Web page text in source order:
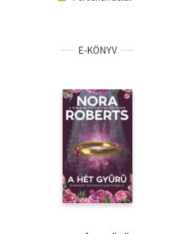
E-KÖNYV